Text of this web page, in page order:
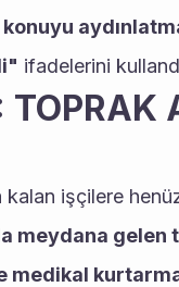
ifadelerini
işçilere henüz
meydana gelen
medikal